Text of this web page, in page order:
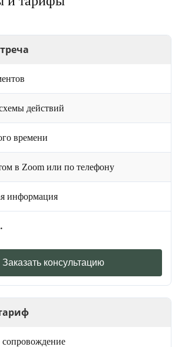
действий
времени
в Zoom или по телефону
информация
Заказать консультацию